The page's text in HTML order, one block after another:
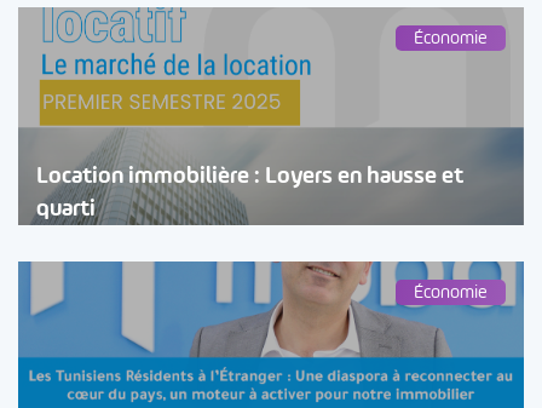
Économie
Location immobilière : Loyers en hausse et
quarti
Économie